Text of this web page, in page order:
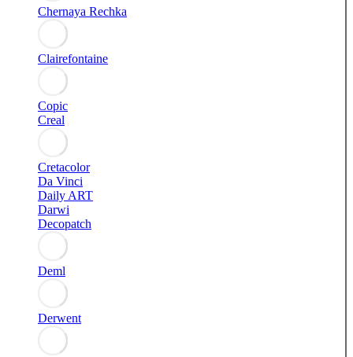
Chernaya Rechka
Clairefontaine
Copic
Creal
Cretacolor
Da Vinci
Daily ART
Darwi
Decopatch
Deml
Derwent